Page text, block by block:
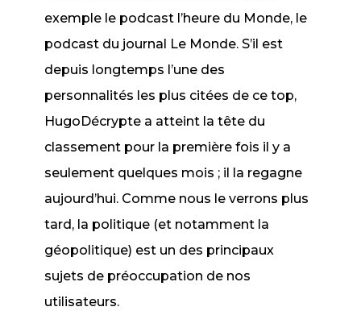
exemple le podcast l’heure du Monde, le
podcast du journal Le Monde. S’il est
depuis longtemps l’une des
personnalités les plus citées de ce top,
HugoDécrypte a atteint la tête du
classement pour la première fois il y a
seulement quelques mois ; il la regagne
aujourd’hui. Comme nous le verrons plus
tard, la politique (et notamment la
géopolitique) est un des principaux
sujets de préoccupation de nos
utilisateurs.